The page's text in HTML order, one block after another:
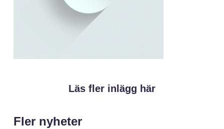
Läs fler inlägg här
Fler nyheter